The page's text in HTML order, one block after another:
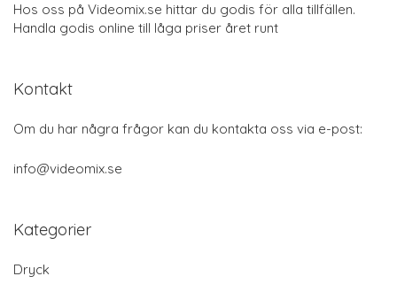
Hos oss på Videomix.se hittar du godis för alla tillfällen.
Handla godis online till låga priser året runt
Kontakt
Om du har några frågor kan du kontakta oss via e-post:
info@videomix.se
Kategorier
Dryck